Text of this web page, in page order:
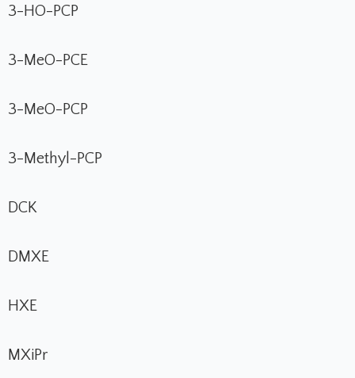
3-HO-PCP
3-MeO-PCE
3-MeO-PCP
3-Methyl-PCP
DCK
DMXE
HXE
MXiPr